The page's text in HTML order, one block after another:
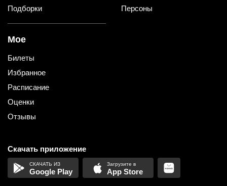
Подборки
Персоны
Мое
Билеты
Избранное
Расписание
Оценки
Отзывы
Скачать приложение
Google Play App Store